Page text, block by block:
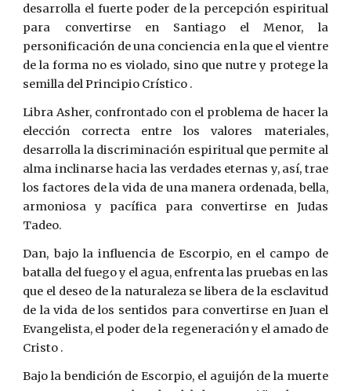
desarrolla el fuerte poder de la percepción espiritual
para convertirse en Santiago el Menor, la
personificación de una conciencia en la que el vientre
de la forma no es violado, sino que nutre y protege la
semilla del Principio Crístico .
Libra Asher, confrontado con el problema de hacer la
elección correcta entre los valores materiales,
desarrolla la discriminación espiritual que permite al
alma inclinarse hacia las verdades eternas y, así, trae
los factores de la vida de una manera ordenada, bella,
armoniosa y pacífica para convertirse en Judas
Tadeo.
Dan, bajo la influencia de Escorpio, en el campo de
batalla del fuego y el agua, enfrenta las pruebas en las
que el deseo de la naturaleza se libera de la esclavitud
de la vida de los sentidos para convertirse en Juan el
Evangelista, el poder de la regeneración y el amado de
Cristo .
Bajo la bendición de Escorpio, el aguijón de la muerte